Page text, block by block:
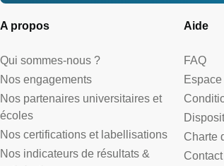
A propos
Qui sommes-nous ?
Nos engagements
Nos partenaires universitaires et
écoles
Nos certifications et labellisations
Nos indicateurs de résultats &
Aide
FAQ
Charte
Contact